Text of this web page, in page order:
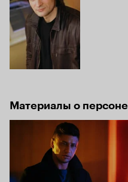
Материалы о персоне